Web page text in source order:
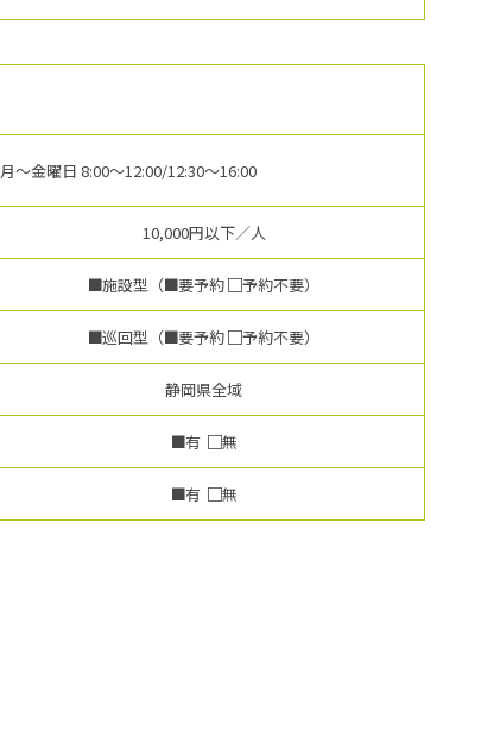
月～金曜日 8:00～12:00/12:30～16:00
10,000円以下／人
施設型（ 要予約 予約不要）
巡回型（ 要予約 予約不要）
静岡県全域
有 無
有 無